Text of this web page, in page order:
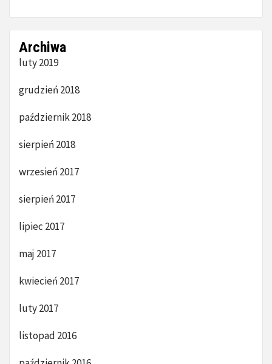
Archiwa
luty 2019
grudzień 2018
październik 2018
sierpień 2018
wrzesień 2017
sierpień 2017
lipiec 2017
maj 2017
kwiecień 2017
luty 2017
listopad 2016